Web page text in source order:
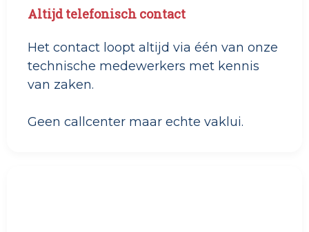
Altijd telefonisch contact
Het contact loopt altijd via één van onze
technische medewerkers met kennis
van zaken.
Geen callcenter maar echte vaklui.